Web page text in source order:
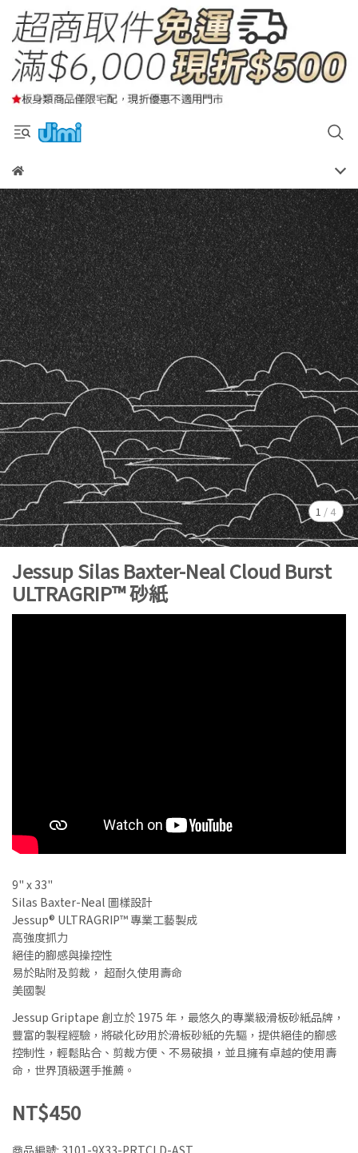
1 / 4
Jessup Silas Baxter-Neal Cloud Burst
ULTRAGRIP™ 砂紙
9" x 33"
Silas Baxter-Neal 圖樣設計
Jessup® ULTRAGRIP™ 專業工藝製成
高強度抓力
絕佳的腳感與操控性
易於貼附及剪裁， 超耐久使用壽命
Jessup Griptape 創立於 1975 年，最悠久的專業級滑板砂紙品牌，
豐富的製程經驗，將碳化矽用於滑板砂紙的先驅，提供絕佳的腳感
控制性，輕鬆貼合、剪裁方便、不易破損，並且擁有卓越的使用壽
命，世界頂級選手推薦。
NT$450
商品編號: 3101-9X33-PRTCLD-AST